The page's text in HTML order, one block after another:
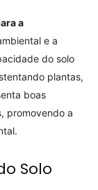
a
e a
do solo
plantas,
boas
promovendo a
Solo